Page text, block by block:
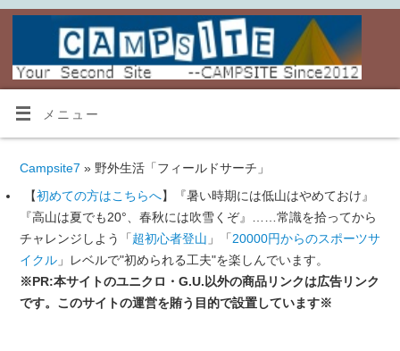
メニュー
Campsite7 » 野外生活「フィールドサーチ」
【初めての方はこちらへ】『暑い時期には低山はやめておけ』
『高山は夏でも20°、春秋には吹雪くぞ』……常識を拾ってから
チャレンジしよう「超初心者登山 」「20000円からのスポーツサ
イクル」レベルで"初められる工夫"を楽しんでいます。
※PR:本サイトのユニクロ・G.U.以外の商品リンクは広告リンク
です。このサイトの運営を賄う目的で設置しています※